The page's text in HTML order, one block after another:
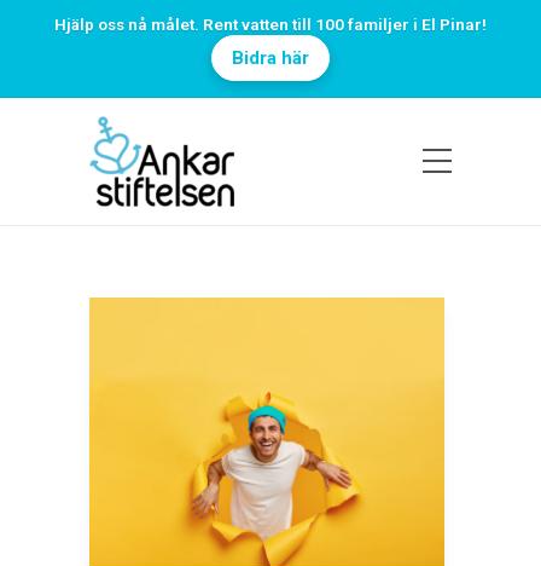
Hjälp oss nå målet. Rent vatten till 100 familjer i El Pinar!
Bidra här